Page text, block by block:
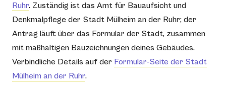
Ruhr. Zuständig ist das Amt für Bauaufsicht und
Denkmalpflege der Stadt Mülheim an der Ruhr; der
Antrag läuft über das Formular der Stadt, zusammen
mit maßhaltigen Bauzeichnungen deines Gebäudes.
Verbindliche Details auf der Formular-Seite der Stadt
Mülheim an der Ruhr.